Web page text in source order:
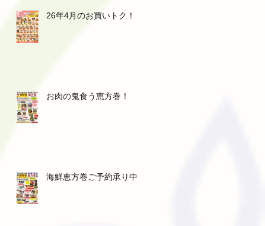
26年4月のお買いトク！
お肉の鬼食う恵方巻！
海鮮恵方巻ご予約承り中！